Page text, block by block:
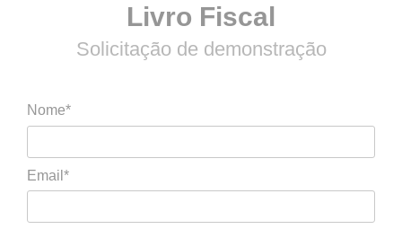
Livro Fiscal
Solicitação de demonstração
Nome*
Email*